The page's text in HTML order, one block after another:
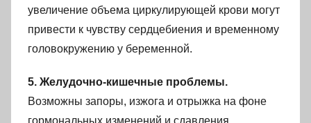
увеличение объема циркулирующей крови могут
привести к чувству сердцебиения и временному
головокружению у беременной.
5. Желудочно-кишечные проблемы.
Возможны запоры, изжога и отрыжка на фоне
гормональных изменений и сдавления